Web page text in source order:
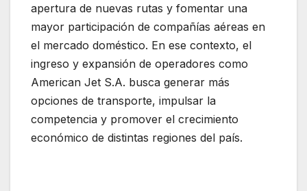
apertura de nuevas rutas y fomentar una
mayor participación de compañías aéreas en
el mercado doméstico. En ese contexto, el
ingreso y expansión de operadores como
American Jet S.A. busca generar más
opciones de transporte, impulsar la
competencia y promover el crecimiento
económico de distintas regiones del país.